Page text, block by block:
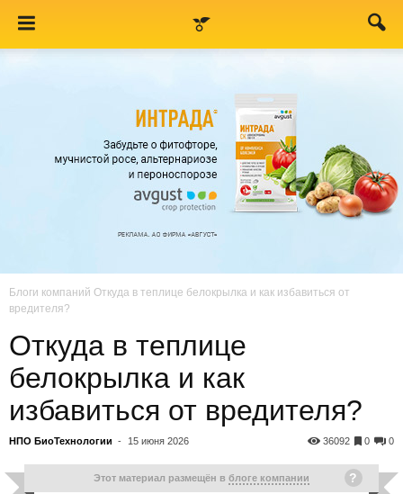
Блоги компаний Откуда в теплице белокрылка и как избавиться от
вредителя?
Откуда в теплице
белокрылка и как
избавиться от вредителя?
НПО БиоТехнологии - 15 июня 2026 0
0
36092
Этот материал размещён в блоге компании